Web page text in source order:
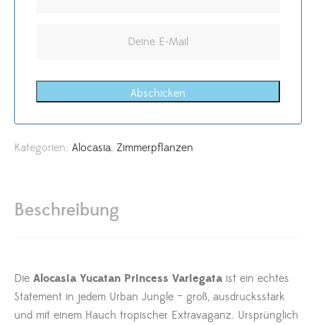
Abschicken
Kategorien: Alocasia, Zimmerpflanzen
Beschreibung
Die Alocasia Yucatan Princess Variegata ist ein echtes
Statement in jedem Urban Jungle – groß, ausdrucksstark
und mit einem Hauch tropischer Extravaganz. Ursprünglich